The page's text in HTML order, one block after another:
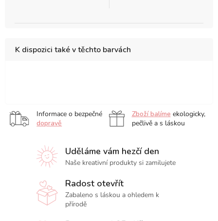
K dispozici také v těchto barvách
31
cm
Informace o bezpečné
dopravě
Zboží balíme ekologicky,
pečlivě a s láskou
Uděláme vám hezčí den
Naše kreativní produkty si zamilujete
Radost otevřít
Zabaleno s láskou a ohledem k
přírodě